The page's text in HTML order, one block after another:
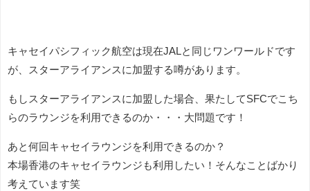
キャセイパシフィック航空は現在JALと同じワンワールドです
が、スターアライアンスに加盟する噂があります。
もしスターアライアンスに加盟した場合、果たしてSFCでこち
らのラウンジを利用できるのか・・・大問題です！
あと何回キャセイラウンジを利用できるのか？
本場香港のキャセイラウンジも利用したい！そんなことばかり
考えています笑